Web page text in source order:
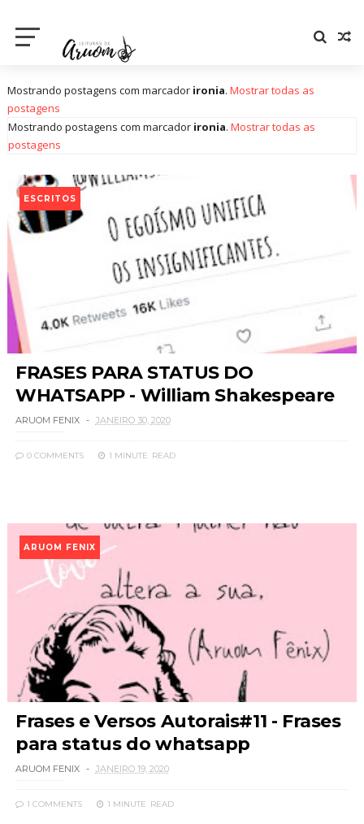
Mostrando postagens com marcador ironia. Mostrar todas as
postagens
Mostrando postagens com marcador ironia. Mostrar todas as
postagens
ESCRITOS
FRASES PARA STATUS DO
WHATSAPP - William Shakespeare
ARUOM FENIX JANEIRO 30, 2020
0 COMMENTS 1 MINUTE READ
ARUOM FENIX
Frases e Versos Autorais#11 - Frases
para status do whatsapp
ARUOM FENIX JANEIRO 19, 2020
1 COMMENTS 1 MINUTE READ